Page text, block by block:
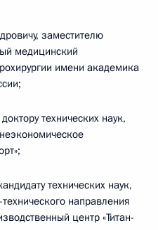
заместителю
медицинский
имени академика
технических наук,
технических наук,
направления
центр «Титан-